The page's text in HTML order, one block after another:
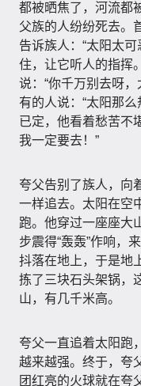
都被晒焦了，河流都
父族的人纷纷死去。
告诉族人：“太阳太
住，让它听人的指挥
说：“你千万别去呀
有的人说：“太阳那
已定，他看着愁苦不
我一定要去！”
夸父告别了族人，向
一样追去。太阳在空
跑。他穿过一座座大
步震得“轰轰”作响，
抖落在地上，于是地
拣了三块石头架锅，
山，有几千米高。
夸父一直追着太阳跑
越来越强。终于，夸
团红亮的火球就在夸